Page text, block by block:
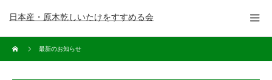
日本産・原木乾しいたけをすすめる会
最新のお知らせ